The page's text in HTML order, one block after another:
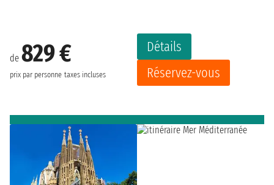
de 829 €
prix par personne taxes incluses
Détails
Réservez-vous